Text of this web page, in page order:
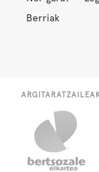
Berriak